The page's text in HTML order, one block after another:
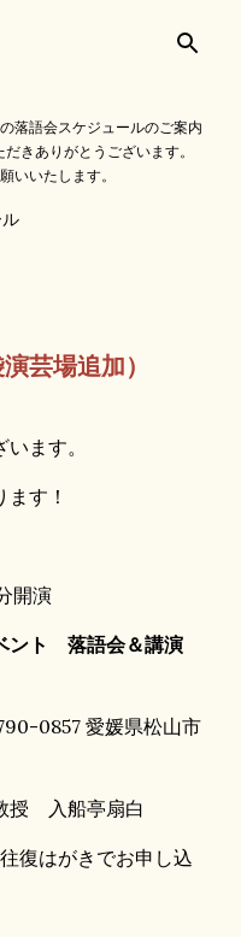
ンテンツに移動
落語会スケジュールのご案内
きありがとうございます。
いいたします。
芸場追加）
ます。
す！
開演
ント 落語会＆講演
0857 愛媛県松山市
授 入船亭扇白
復はがきでお申し込